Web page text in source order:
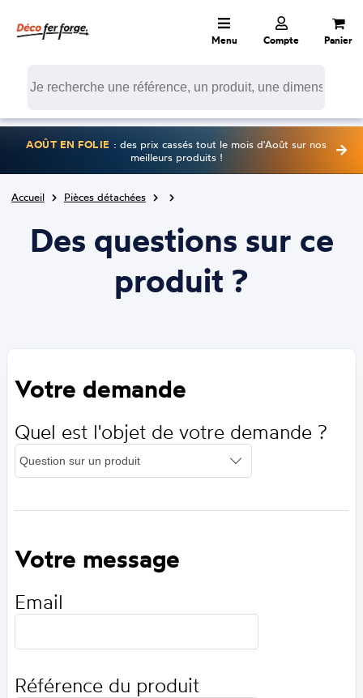
Menu Compte Panier
AOÛT EN FOLIE : des prix cassés tout le mois d'Août sur nos
meilleurs produits !
Accueil Pièces détachées
Des questions sur ce
produit ?
Votre demande
Quel est l'objet de votre demande ?
Votre message
Email
Référence du produit